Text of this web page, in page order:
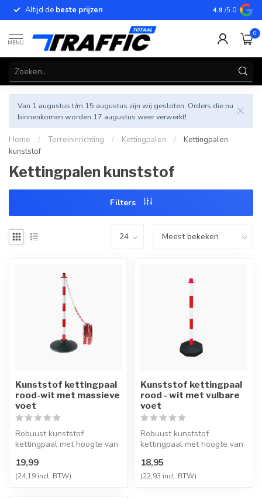
Altijd de beste prijzen Betrouwbare
4.9 /5.0
MENU
0
Van 1 augustus t/m 15 augustus zijn wij gesloten. Orders die nu
binnenkomen worden 17 augustus weer verwerkt!
Home / Terreininrichting / Kettingpalen /
Kettingpalen
kunststof
Kettingpalen kunststof
Filters
Kunststof kettingpaal
rood-wit met massieve
voet
Robuust kunststof
kettingpaal met hoogte van
3,2 Kg. (...
19,99
(24,19 incl. BTW)
Kunststof kettingpaal
rood - wit met vulbare
voet
Robuust kunststof
kettingpaal met hoogte van
tussen de 2.5...
18,95
(22,93 incl. BTW)